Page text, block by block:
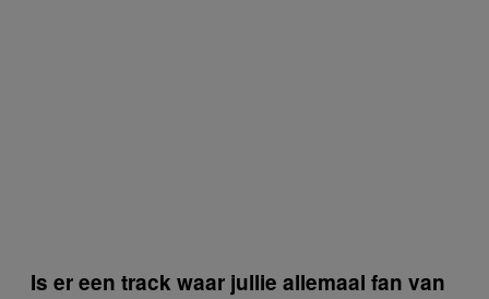
Is er een track waar jullie allemaal fan van